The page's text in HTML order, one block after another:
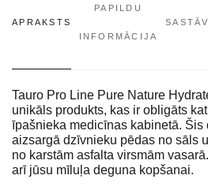
APRAKSTS
PAPILDU
INFORMĀCIJA
Tauro Pro Line Pure Nature
unikāls produkts, kas ir obligāts
īpašnieka medicīnas kabinetā. Šis
aizsargā dzīvnieku pēdas no sāls
no karstām asfalta virsmām
arī jūsu mīluļa deguna kopšanai.